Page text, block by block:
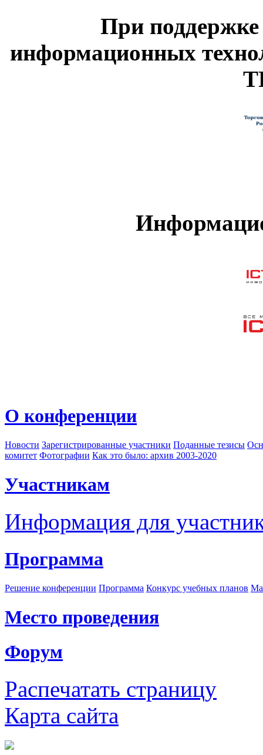
При
информационных
О конференции
Новости Зарегистрированные участники Поданные тезисы
комитет Фотографии Как это было: архив 2003-2020
Участникам
Информация для
Программа
Решение конференции Программа Конкурс учебных планов
Место проведения
Форум
Распечатать страницу
Карта сайта